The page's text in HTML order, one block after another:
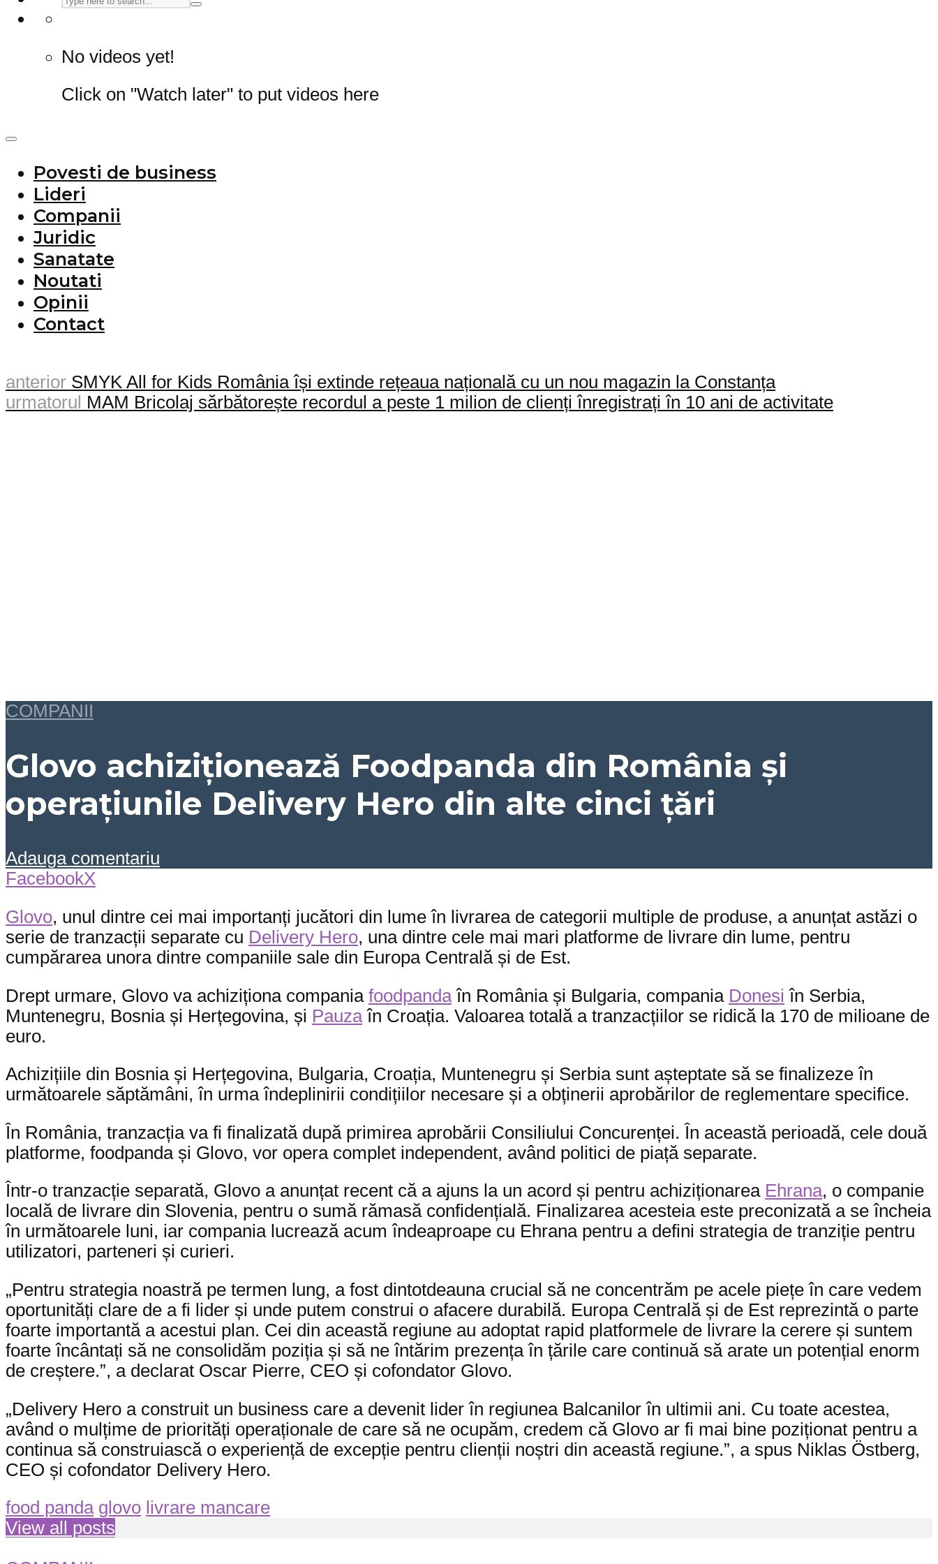
No videos yet!
Click on "Watch later" to put videos here
Povesti de business
Lideri
Companii
Juridic
Sanatate
Noutati
Opinii
Contact
anterior SMYK All for Kids România își extinde rețeaua națională cu un nou magazin la Constanța
urmatorul MAM Bricolaj sărbătorește recordul a peste 1 milion de clienți înregistrați în 10 ani de activitate
COMPANII
Glovo achiziţionează Foodpanda din România și
operațiunile Delivery Hero din alte cinci țări
Adauga comentariu
FacebookX
Glovo, unul dintre cei mai importanți jucători din lume în livrarea de categorii multiple de produse, a anunțat astăzi o
serie de tranzacții separate cu Delivery Hero, una dintre cele mai mari platforme de livrare din lume, pentru
cumpărarea unora dintre companiile sale din Europa Centrală și de Est.
Drept urmare, Glovo va achiziționa compania foodpandaîn România și Bulgaria, compania Donesi în Serbia,
Muntenegru, Bosnia și Herțegovina, și Pauzaîn Croația. Valoarea totală a tranzacțiilor se ridică la 170 de milioane de
euro.
Achizițiile din Bosnia și Herțegovina, Bulgaria, Croația, Muntenegru și Serbia sunt așteptate să se finalizeze în
următoarele săptămâni, în urma îndeplinirii condițiilor necesare și a obținerii aprobărilor de reglementare specifice.
În România, tranzacția va fi finalizată după primirea aprobării Consiliului Concurenței. În această perioadă, cele două
platforme, foodpanda și Glovo, vor opera complet independent, având politici de piață separate.
Într-o tranzacție separată, Glovo a anunțat recent că a ajuns la un acord și pentru achiziționarea Ehrana, o companie
locală de livrare din Slovenia, pentru o sumă rămasă confidențială. Finalizarea acesteia este preconizată a se încheia
în următoarele luni, iar compania lucrează acum îndeaproape cu Ehrana pentru a defini strategia de tranziție pentru
utilizatori, parteneri și curieri.
„Pentru strategia noastră pe termen lung, a fost dintotdeauna crucial să ne concentrăm pe acele piețe în care vedem
oportunități clare de a fi lider și unde putem construi o afacere durabilă. Europa Centrală și de Est reprezintă o parte
foarte importantă a acestui plan. Cei din această regiune au adoptat rapid platformele de livrare la cerere și suntem
foarte încântați să ne consolidăm poziția și să ne întărim prezența în țările care continuă să arate un potențial enorm
de creștere.”, a declarat Oscar Pierre, CEO și cofondator Glovo.
„Delivery Hero a construit un business care a devenit lider în regiunea Balcanilor în ultimii ani. Cu toate acestea,
având o mulțime de priorități operaționale de care să ne ocupăm, credem că Glovo ar fi mai bine poziționat pentru a
continua să construiască o experiență de excepție pentru clienții noștri din această regiune.”, a spus Niklas Östberg,
CEO și cofondator Delivery Hero.
food panda glovo livrare mancare
View all posts